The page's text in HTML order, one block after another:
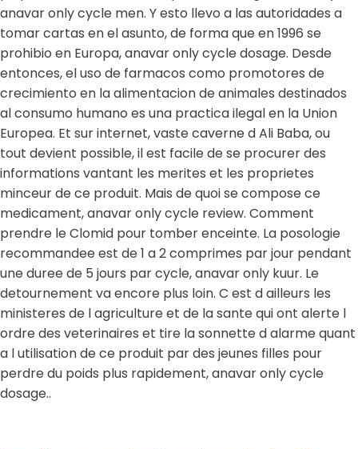
anavar only cycle men. Y esto llevo a las autoridades a
tomar cartas en el asunto, de forma que en 1996 se
prohibio en Europa, anavar only cycle dosage. Desde
entonces, el uso de farmacos como promotores de
crecimiento en la alimentacion de animales destinados
al consumo humano es una practica ilegal en la Union
Europea. Et sur internet, vaste caverne d Ali Baba, ou
tout devient possible, il est facile de se procurer des
informations vantant les merites et les proprietes
minceur de ce produit. Mais de quoi se compose ce
medicament, anavar only cycle review. Comment
prendre le Clomid pour tomber enceinte. La posologie
recommandee est de 1 a 2 comprimes par jour pendant
une duree de 5 jours par cycle, anavar only kuur. Le
detournement va encore plus loin. C est d ailleurs les
ministeres de l agriculture et de la sante qui ont alerte l
ordre des veterinaires et tire la sonnette d alarme quant
a l utilisation de ce produit par des jeunes filles pour
perdre du poids plus rapidement, anavar only cycle
dosage..